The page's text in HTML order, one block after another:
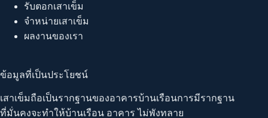
รับตอกเสาเข็ม
จำหน่ายเสาเข็ม
ผลงานของเรา
ข้อมูลที่เป็นประโยชน์
เสาเข็มถือเป็นรากฐานของอาคารบ้านเรือนการมีรากฐาน
ที่มั่นคงจะทำให้บ้านเรือน อาคาร ไม่พังทลาย